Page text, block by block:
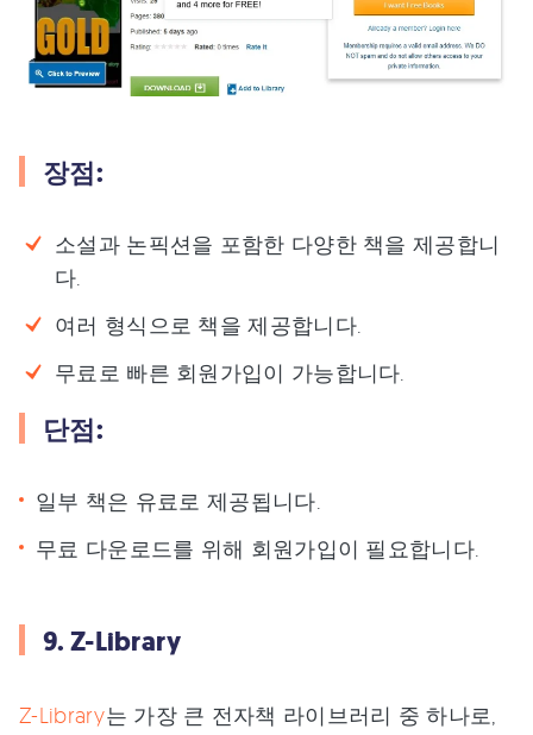
장점:
소설과 논픽션을 포함한 다양한 책을 제공합니
다.
여러 형식으로 책을 제공합니다.
무료로 빠른 회원가입이 가능합니다.
단점:
일부 책은 유료로 제공됩니다.
무료 다운로드를 위해 회원가입이 필요합니다.
9. Z-Library
Z-Library는 가장 큰 전자책 라이브러리 중 하나로,